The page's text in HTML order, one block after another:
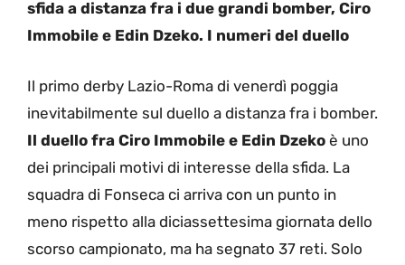
sfida a distanza fra i due grandi bomber, Ciro
Immobile e Edin Dzeko. I numeri del duello
Il primo derby Lazio-Roma di venerdì poggia
inevitabilmente sul duello a distanza fra i bomber.
Il duello fra Ciro Immobile e Edin Dzeko è uno
dei principali motivi di interesse della sfida. La
squadra di Fonseca ci arriva con un punto in
meno rispetto alla diciassettesima giornata dello
scorso campionato, ma ha segnato 37 reti. Solo